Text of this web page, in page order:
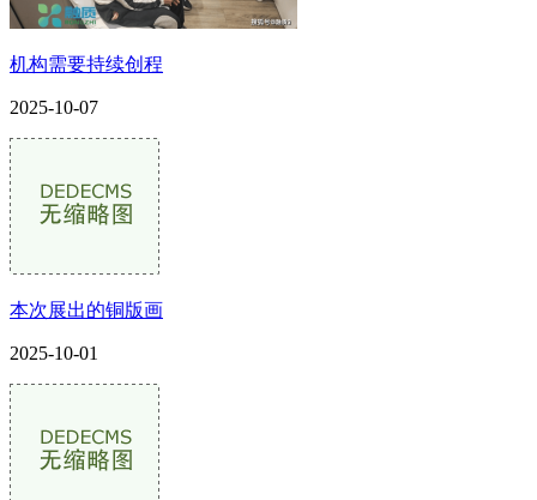
机构需要持续创程
2025-10-07
本次展出的铜版画
2025-10-01